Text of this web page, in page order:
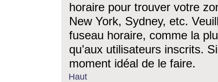
horaire pour trouver votre
New York, Sydney, etc.
fuseau horaire, comme la
qu’aux utilisateurs inscrits.
moment idéal de le faire.
Haut